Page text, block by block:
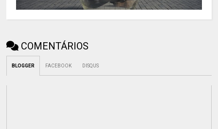
COMENTÁRIOS
BLOGGER FACEBOOK DISQUS